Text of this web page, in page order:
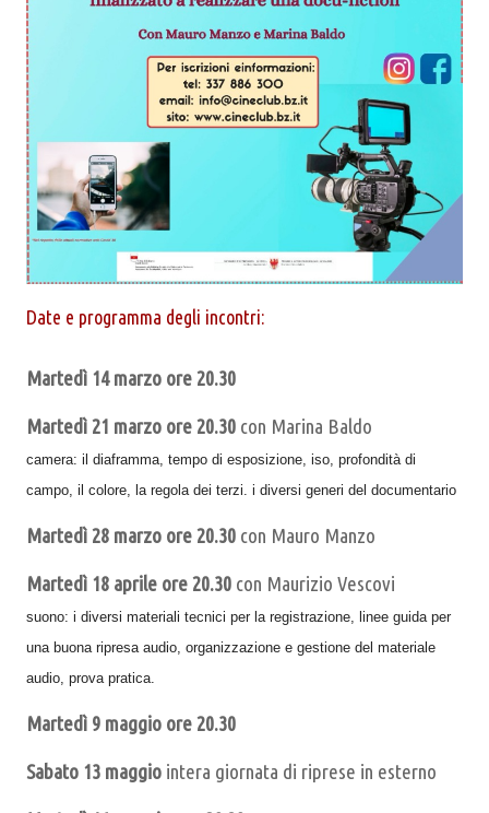
Date e programma degli incontri:
Martedì 14 marzo ore 20.30
Martedì 21 marzo ore 20.30 con Marina Baldo
camera: il diaframma, tempo di esposizione, iso, profondità di
campo, il colore, la regola dei terzi. i diversi generi del documentario
Martedì 28 marzo ore 20.30 con Mauro Manzo
Martedì 18 aprile ore 20.30 con Maurizio Vescovi
suono: i diversi materiali tecnici per la registrazione, linee guida per
una buona ripresa audio, organizzazione e gestione del materiale
audio, prova pratica.
Martedì 9 maggio ore 20.30
Sabato 13 maggio intera giornata di riprese in esterno